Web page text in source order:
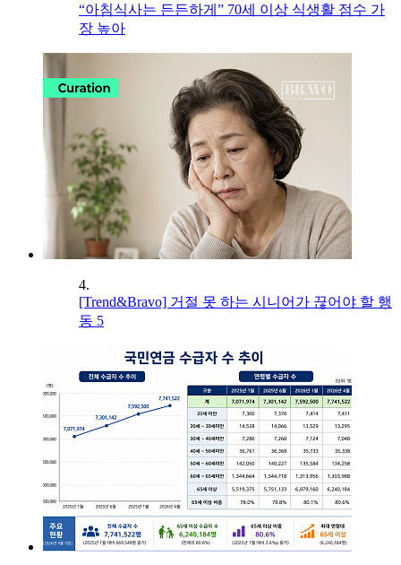
“아침식사는 든든하게” 70세 이상 식생활 점수 가
장 높아
4.
[Trend&Bravo] 거절 못 하는 시니어가 끊어야 할 행
동 5